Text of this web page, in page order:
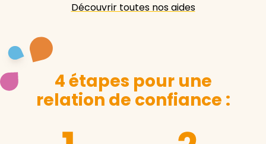
Découvrir toutes nos aides
4 étapes pour une
relation de confiance :